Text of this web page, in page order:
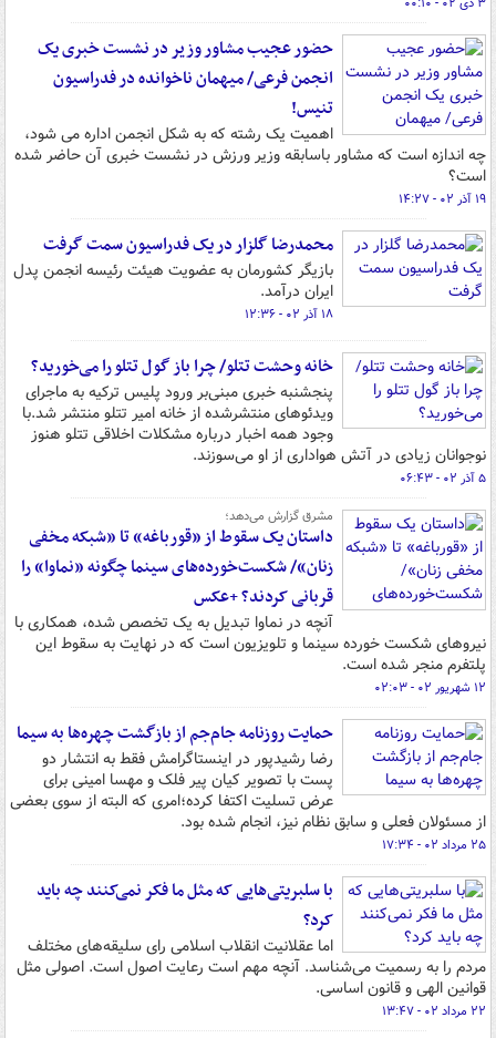
حضور عجیب مشاور وزیر در نشست خبری یک
انجمن فرعی/ میهمان ناخوانده در فدراسیون
تنیس!
اهمیت یک رشته که به شکل انجمن اداره می شود،
چه اندازه است که مشاور باسابقه وزیر ورزش در نشست خبری آن حاضر شده
است؟
۱۹ آذر ۰۲ - ۱۴:۲۷
محمدرضا گلزار در یک فدراسیون سمت گرفت
بازیگر کشورمان به عضویت هیئت رئیسه انجمن پدل
ایران درآمد.
۱۸ آذر ۰۲ - ۱۲:۳۶
خانه وحشت تتلو/ چرا باز گول تتلو را می‌خورید؟
پنجشنبه خبری مبنی‌بر ورود پلیس ترکیه به ماجرای
ویدئوهای منتشرشده از خانه امیر تتلو منتشر شد.با
وجود همه اخبار درباره مشکلات اخلاقی‌ تتلو هنوز
نوجوانان زیادی در آتش هواداری از او می‌سوزند.
۵ آذر ۰۲ - ۰۶:۴۳
مشرق گزارش می‌دهد؛
داستان یک سقوط از «قورباغه» تا «شبکه مخفی
زنان»/ شکست‌خورده‌های سینما چگونه «نماوا» را
قربانی کردند؟ +عکس
آنچه در نماوا تبدیل به یک تخصص شده، همکاری با
نیروهای شکست خورده سینما و تلویزیون است که در نهایت به سقوط این
پلتفرم منجر شده است.
۱۲ شهریور ۰۲ - ۰۲:۰۳
حمایت روزنامه جام‌جم از بازگشت چهره‌ها به سیما
رضا رشیدپور در اینستاگرامش فقط به انتشار دو
پست با تصویر کیان پیر فلک و مهسا امینی برای
عرض تسلیت اکتفا کرده؛امری که البته از سوی بعضی
از مسئولان فعلی و سابق نظام نیز، انجام شده بود.
۲۵ مرداد ۰۲ - ۱۷:۳۴
با سلبریتی‌هایی که مثل ما فکر نمی‌کنند چه باید
کرد؟
اما عقلانیت انقلاب اسلامی رای سلیقه‌های مختلف
مردم را به رسمیت می‌شناسد. آنچه مهم است رعایت اصول است. اصولی مثل
قوانین الهی و قانون اساسی.
۲۲ مرداد ۰۲ - ۱۳:۴۷